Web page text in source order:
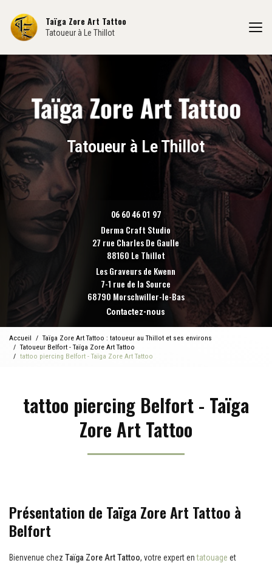
contenu
principal
Taïga Zore Art Tattoo
Tatoueur à Le Thillot
Tatoueur à Le Thillot
06 60 46 01 97
Derma Craft Studio
27 rue Charles De Gaulle
88160 Le Thillot
Les Graveurs de Kwenn
7-1 rue de la Source
68790 Morschwiller-le-Bas
Contactez-nous
Accueil
Taïga Zore Art Tattoo : tatoueur au Thillot et ses environs
Tatoueur Belfort - Taïga Zore Art Tattoo
tattoo piercing Belfort - Taïga Zore Art Tattoo
tattoo piercing Belfort - Taïga
Zore Art Tattoo
Présentation de Taïga Zore Art Tattoo à
Belfort
Bienvenue chez Taïga Zore Art Tattoo, votre expert entatouage et